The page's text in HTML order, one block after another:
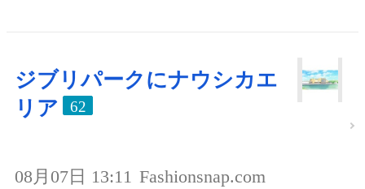
ジブリパークにナウシカエ
リア
62
08月07日 13:11 Fashionsnap.com